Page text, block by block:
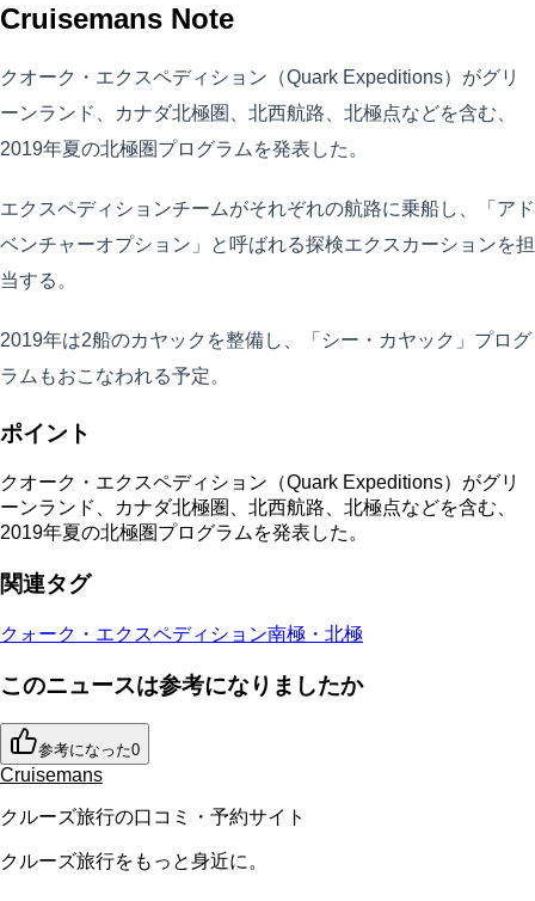
Cruisemans Note
クオーク・エクスペディション（Quark Expeditions）がグリ
ーンランド、カナダ北極圏、北西航路、北極点などを含む、
2019年夏の北極圏プログラムを発表した。
エクスペディションチームがそれぞれの航路に乗船し、「アド
ベンチャーオプション」と呼ばれる探検エクスカーションを担
当する。
2019年は2船のカヤックを整備し、「シー・カヤック」プログ
ラムもおこなわれる予定。
ポイント
クオーク・エクスペディション（Quark Expeditions）がグリ
ーンランド、カナダ北極圏、北西航路、北極点などを含む、
2019年夏の北極圏プログラムを発表した。
関連タグ
クォーク・エクスペディション南極・北極
このニュースは参考になりましたか
参考になった0
Cruisemans
クルーズ旅行の口コミ・予約サイト
クルーズ旅行をもっと身近に。